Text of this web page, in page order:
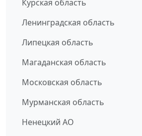
Курская область
Ленинградская область
Липецкая область
Магаданская область
Московская область
Мурманская область
Ненецкий АО